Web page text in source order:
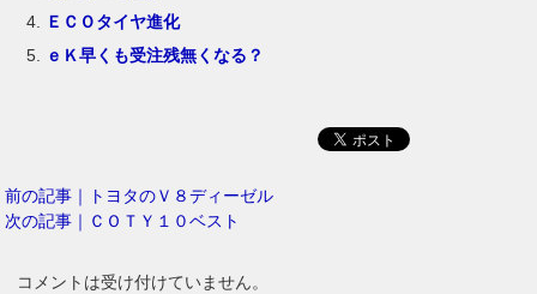
ＥＣＯタイヤ進化
ｅＫ早くも受注残無くなる？
前の記事｜トヨタのＶ８ディーゼル
次の記事｜ＣＯＴＹ１０ベスト
コメントは受け付けていません。